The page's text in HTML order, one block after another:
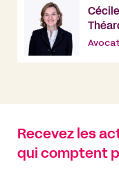
Cécile
Recevez les
qui comptent